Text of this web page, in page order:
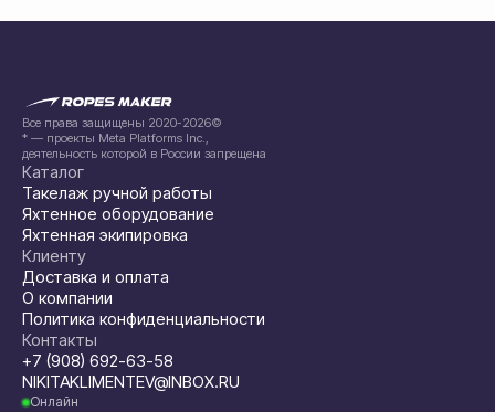
Все права защищены 2020-2026©
* — проекты Meta Platforms Inc.,
деятельность которой в России запрещена
Каталог
Такелаж ручной работы
Яхтенное оборудование
Яхтенная экипировка
Клиенту
Доставка и оплата
О компании
Политика конфиденциальности
Контакты
+7 (908) 692-63-58
NIKITAKLIMENTEV@INBOX.RU
Онлайн